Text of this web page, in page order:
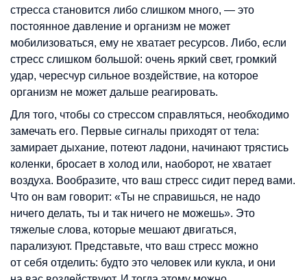
стресса становится либо слишком много, — это
постоянное давление и организм не может
мобилизоваться, ему не хватает ресурсов. Либо, если
стресс слишком большой: очень яркий свет, громкий
удар, чересчур сильное воздействие, на которое
организм не может дальше реагировать.
Для того, чтобы со стрессом справляться, необходимо
замечать его. Первые сигналы приходят от тела:
замирает дыхание, потеют ладони, начинают трястись
коленки, бросает в холод или, наоборот, не хватает
воздуха. Вообразите, что ваш стресс сидит перед вами.
Что он вам говорит: «Ты не справишься, не надо
ничего делать, ты и так ничего не можешь». Это
тяжелые слова, которые мешают двигаться,
парализуют. Представьте, что ваш стресс можно
от себя отделить: будто это человек или кукла, и они